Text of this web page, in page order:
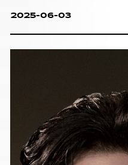
2025-06-03